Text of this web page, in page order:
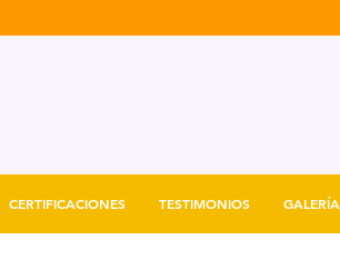
CERTIFICACIONES TESTIMONIOS GALERÍA